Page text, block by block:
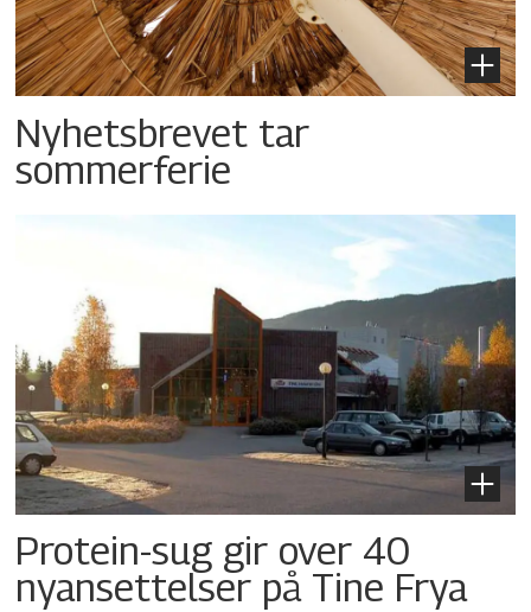
Nyhetsbrevet tar
sommerferie
Protein-sug gir over 40
nyansettelser på Tine Frya